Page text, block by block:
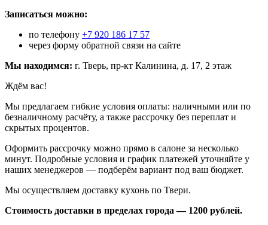
Записаться можно:
по телефону +7 920 186 17 57
через форму обратной связи на сайте
Мы находимся: г. Тверь, пр-кт Калинина, д. 17, 2 этаж
Ждём вас!
Мы предлагаем гибкие условия оплаты: наличными или по
безналичному расчёту, а также рассрочку без переплат и
скрытых процентов.
Оформить рассрочку можно прямо в салоне за несколько
минут. Подробные условия и график платежей уточняйте у
наших менеджеров — подберём вариант под ваш бюджет.
Мы осуществляем доставку кухонь по Твери.
Стоимость доставки в пределах города — 1200 рублей.